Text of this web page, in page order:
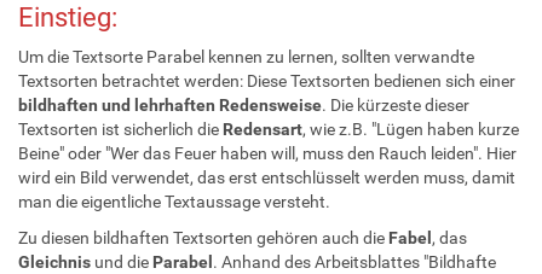
Einstieg:
Um die Textsorte Parabel kennen zu lernen, sollten verwandte
Textsorten betrachtet werden: Diese Textsorten bedienen sich einer
bildhaften und lehrhaften Redensweise. Die kürzeste dieser
Textsorten ist sicherlich die Redensart, wie z.B. "Lügen haben kurze
Beine" oder "Wer das Feuer haben will, muss den Rauch leiden". Hier
wird ein Bild verwendet, das erst entschlüsselt werden muss, damit
man die eigentliche Textaussage versteht.
Zu diesen bildhaften Textsorten gehören auch die Fabel , das
Gleichnis und die Parabel . Anhand des Arbeitsblattes "Bildhafte